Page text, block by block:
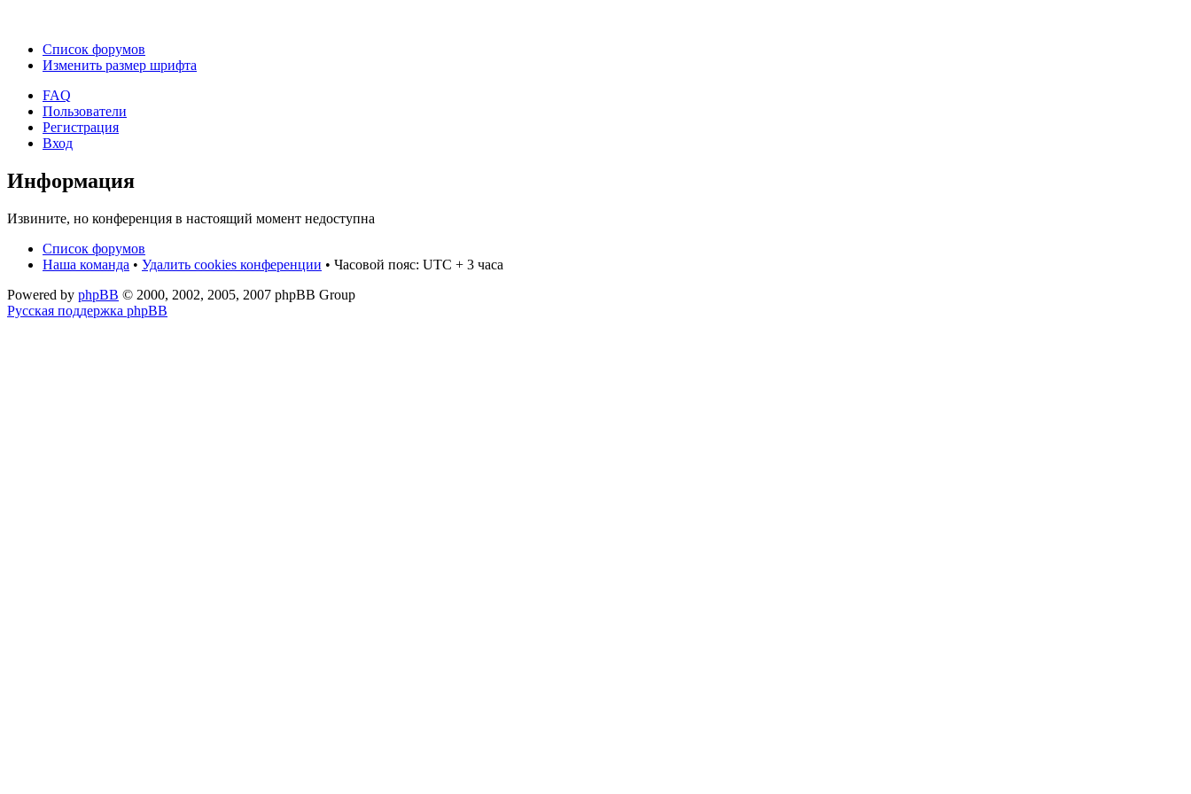
Список форумов
Изменить размер шрифта
FAQ
Пользователи
Регистрация
Вход
Информация
Извините, но конференция в настоящий момент недоступна
Список форумов
Наша команда • Удалить cookies конференции • Часовой пояс: UTC + 3 часа
Powered by phpBB © 2000, 2002, 2005, 2007 phpBB Group
Русская поддержка phpBB